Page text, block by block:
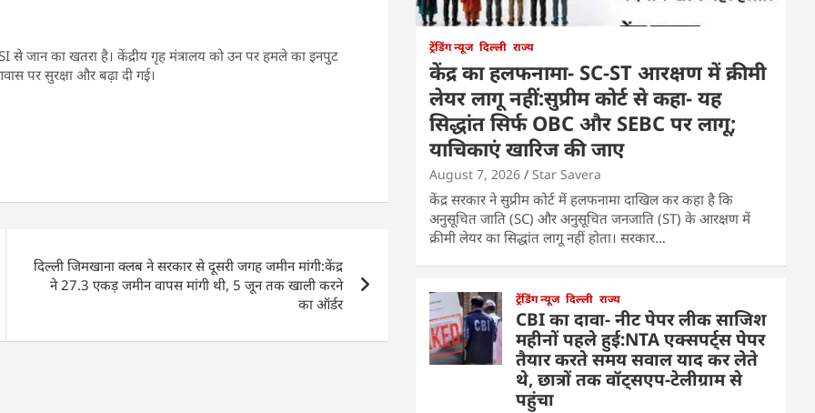
से जान का खतरा है। केंद्रीय गृह मंत्रालय को उन पर हमले का इनपुट
पर सुरक्षा और बढ़ा दी गई।
दिल्ली जिमखाना क्लब ने सरकार से दूसरी जगह जमीन मांगी:केंद्र
ने 27.3 एकड़ जमीन वापस मांगी थी, 5 जून तक खाली करने
का ऑर्डर
ट्रेंडिंग न्यूज दिल्ली राज्य
केंद्र का हलफनामा- SC-ST आरक्षण में क्रीमी
लेयर लागू नहीं:सुप्रीम कोर्ट से कहा- यह
सिद्धांत सिर्फ OBC और SEBC पर लागू;
याचिकाएं खारिज की जाए
August 7, 2026 Star Savera
केंद्र सरकार ने सुप्रीम कोर्ट में हलफनामा दाखिल कर कहा है कि
अनुसूचित जाति (SC) और अनुसूचित जनजाति (ST) के आरक्षण में
क्रीमी लेयर का सिद्धांत लागू नहीं होता। सरकार…
ट्रेंडिंग न्यूज दिल्ली राज्य
CBI का दावा- नीट पेपर लीक साजिश
महीनों पहले हुई:NTA एक्सपर्ट्स पेपर
तैयार करते समय सवाल याद कर लेते
थे, छात्रों तक वॉट्सएप-टेलीग्राम से
पहुंचा